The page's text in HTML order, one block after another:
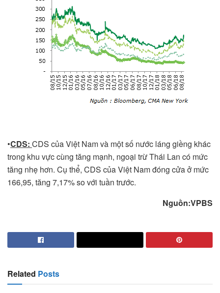
•CDS: CDS của Việt Nam và một số nước láng giềng khác
trong khu vực cùng tăng mạnh, ngoại trừ Thái Lan có mức
tăng nhẹ hơn. Cụ thể, CDS của Việt Nam đóng cửa ở mức
166,95, tăng 7,17% so với tuần trước.
Nguồn:VPBS
Related Posts